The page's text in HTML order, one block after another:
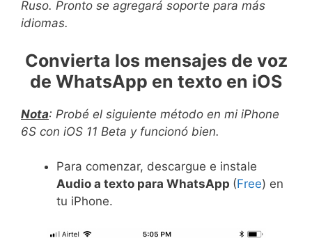
Ruso. Pronto se agregará soporte para más
idiomas.
Convierta los mensajes de voz
de WhatsApp en texto en iOS
Nota: Probé el siguiente método en mi iPhone
6S con iOS 11 Beta y funcionó bien.
Para comenzar, descargue e instale
Audio a texto para WhatsApp (Free) en
tu iPhone.